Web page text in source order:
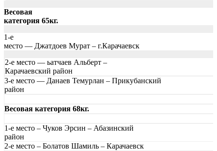
Весовая
категория 65кг.
1-е
место — Джатдоев Мурат – г.Карачаевск
2-е место — ьатчаев Альберт –
Карачаевский район
3-е место — Данаев Темурлан – Прикубанский
район
Весовая категория 68кг.
1-е место – Чуков Эрсин – Абазинский
район
2-е место – Болатов Шамиль – Карачаевск